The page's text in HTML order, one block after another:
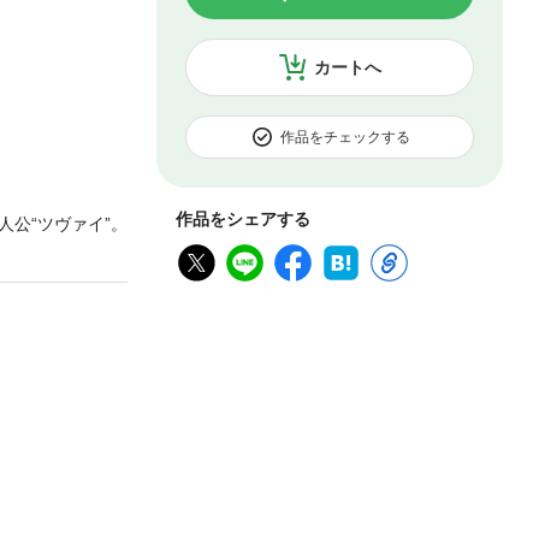
カートへ
作品をチェックする
作品をシェアする
“ツヴァイ”。